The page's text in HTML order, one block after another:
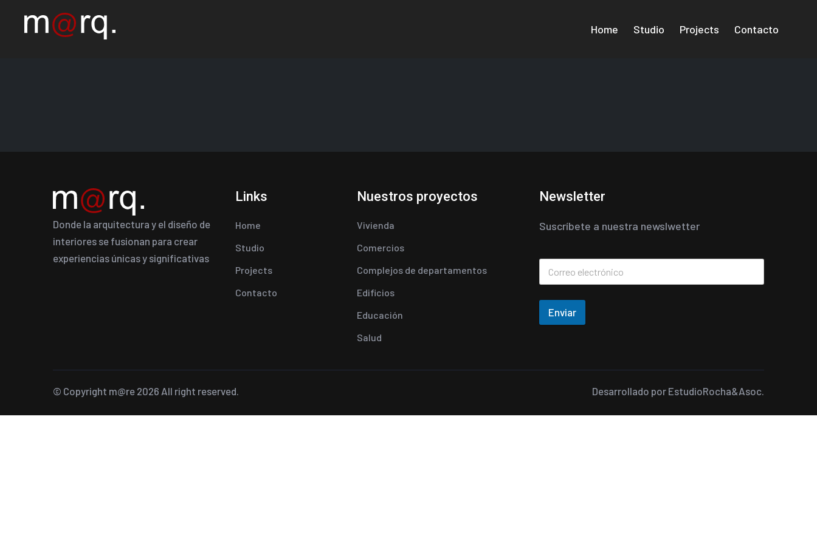
Home Studio Projects Contacto
Donde la arquitectura y el diseño de
interiores se fusionan para crear
experiencias únicas y significativas
Links
Home
Studio
Projects
Contacto
Nuestros proyectos
Vivienda
Comercios
Complejos de departamentos
Edificios
Educación
Salud
Newsletter
Suscríbete a nuestra newslwetter
Enviar
© Copyright m@re 2026 All right reserved. Desarrollado por EstudioRocha&Asoc.